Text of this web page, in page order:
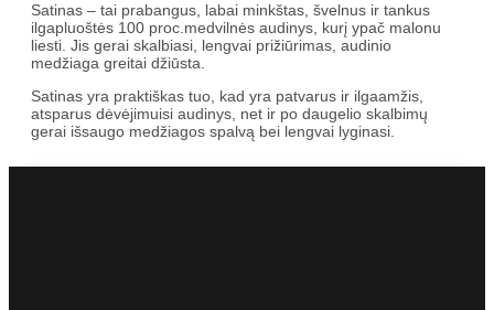
Satinas – tai prabangus, labai minkštas, švelnus ir tankus
ilgapluoštės 100 proc.medvilnės audinys, kurį ypač malonu
liesti. Jis gerai skalbiasi, lengvai prižiūrimas, audinio
medžiaga greitai džiūsta.
Satinas yra praktiškas tuo, kad yra patvarus ir ilgaamžis,
atsparus dėvėjimuisi audinys, net ir po daugelio skalbimų
gerai išsaugo medžiagos spalvą bei lengvai lyginasi.